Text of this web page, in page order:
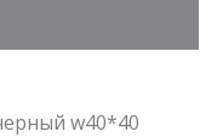
w40*40